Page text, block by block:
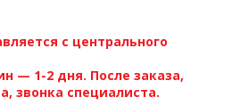
с центрального
— 1-2 дня. После заказа,
звонка специалиста.